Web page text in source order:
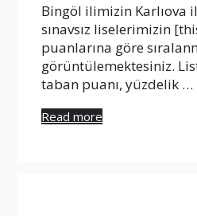
Bingöl ilimizin Karlıova
sınavsız liselerimizin
puanlarına göre
görüntülemektesiniz.
taban puanı, yüzdelik …
Read more